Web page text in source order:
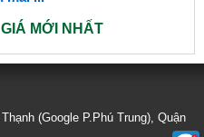
MỚI NHẤT
(Google P.Phú Trung), Quận